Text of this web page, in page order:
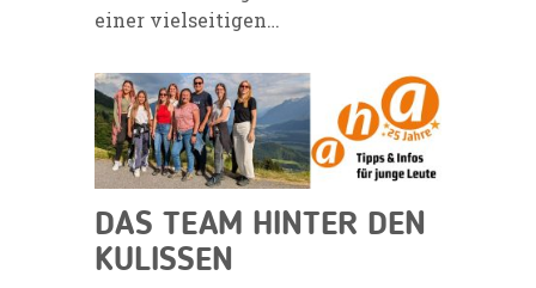
einer vielseitigen…
DAS TEAM HINTER DEN
KULISSEN